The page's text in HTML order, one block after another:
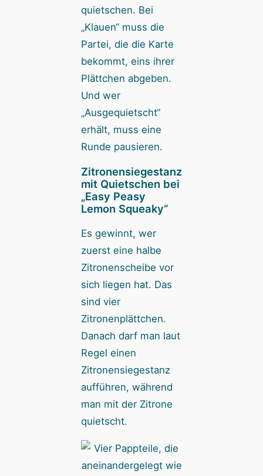
quietschen. Bei
„Klauen“ muss die
Partei, die die Karte
bekommt, eins ihrer
Plättchen abgeben.
Und wer
„Ausgequietscht“
erhält, muss eine
Runde pausieren.
Zitronensiegestanz
mit Quietschen bei
„Easy Peasy
Lemon Squeaky“
Es gewinnt, wer
zuerst eine halbe
Zitronenscheibe vor
sich liegen hat. Das
sind vier
Zitronenplättchen.
Danach darf man laut
Regel einen
Zitronensiegestanz
aufführen, während
man mit der Zitrone
quietscht.